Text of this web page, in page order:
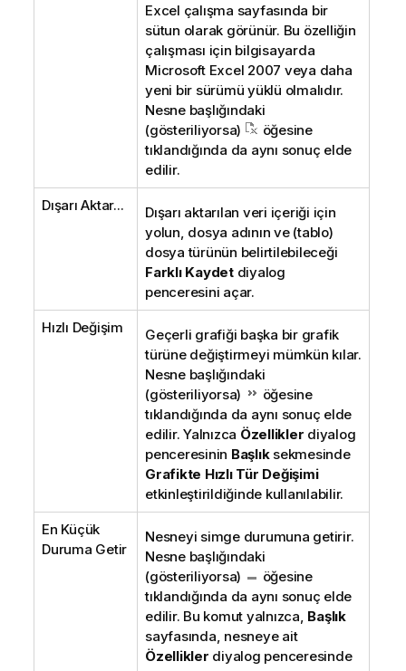
Excel çalışma sayfasında bir
sütun olarak görünür. Bu özelliğin
çalışması için bilgisayarda
Microsoft Excel 2007 veya daha
yeni bir sürümü yüklü olmalıdır.
Nesne başlığındaki
(gösteriliyorsa)
öğesine
tıklandığında da aynı sonuç elde
edilir.
Dışarı Aktar...
Dışarı aktarılan veri içeriği için
yolun, dosya adının ve (tablo)
dosya türünün belirtilebileceği
Farklı Kaydetdiyalog
penceresini açar.
Hızlı Değişim
Geçerli grafiği başka bir grafik
türüne değiştirmeyi mümkün kılar.
Nesne başlığındaki
(gösteriliyorsa)
öğesine
tıklandığında da aynı sonuç elde
edilir. Yalnızca Özellikler diyalog
penceresinin Başlıksekmesinde
Grafikte Hızlı Tür Değişimi
etkinleştirildiğinde kullanılabilir.
En Küçük
Duruma Getir
Nesneyi simge durumuna getirir.
Nesne başlığındaki
(gösteriliyorsa)
öğesine
tıklandığında da aynı sonuç elde
edilir. Bu komut yalnızca, Başlık
sayfasında, nesneye ait
Özellikler diyalog penceresinde